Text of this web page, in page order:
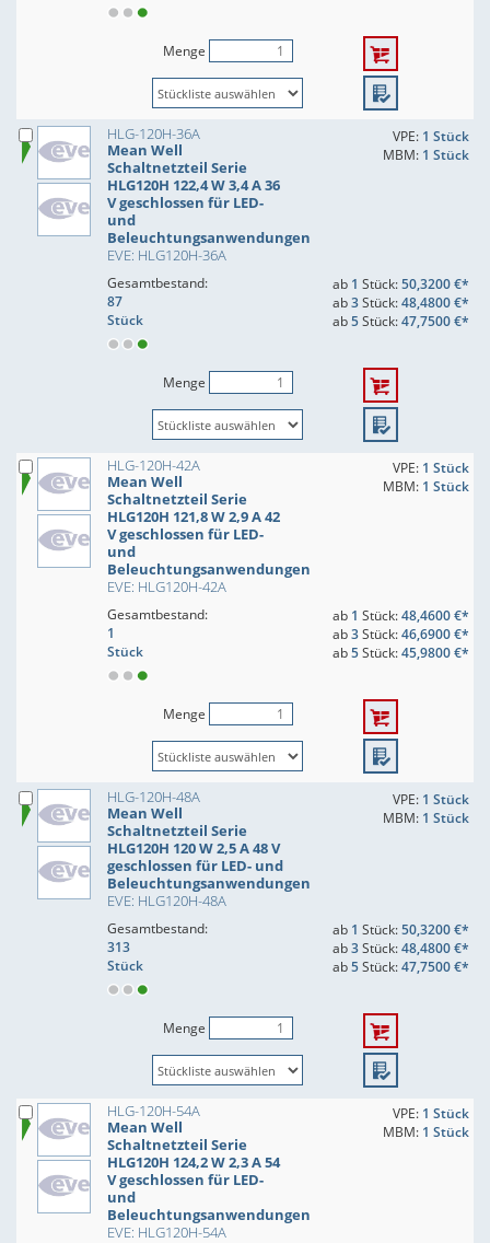
Menge
HLG-120H-36A
Mean Well
Schaltnetzteil Serie
HLG120H 122,4 W 3,4 A 36
V geschlossen für LED-
und
Beleuchtungsanwendungen
EVE: HLG120H-36A
VPE: 1 Stück
MBM: 1 Stück
Gesamtbestand:
87
Stück
ab 1 Stück:50,3200 €*
ab3Stück:48,4800 €*
ab5Stück:47,7500 €*
Menge
HLG-120H-42A
Mean Well
Schaltnetzteil Serie
HLG120H 121,8 W 2,9 A 42
V geschlossen für LED-
und
Beleuchtungsanwendungen
EVE: HLG120H-42A
VPE: 1 Stück
MBM: 1 Stück
Gesamtbestand:
1
Stück
ab 1 Stück:48,4600 €*
ab3Stück:46,6900 €*
ab5Stück:45,9800 €*
Menge
HLG-120H-48A
Mean Well
Schaltnetzteil Serie
HLG120H 120 W 2,5 A 48 V
geschlossen für LED- und
Beleuchtungsanwendungen
EVE: HLG120H-48A
VPE: 1 Stück
MBM: 1 Stück
Gesamtbestand:
313
Stück
ab 1 Stück:50,3200 €*
ab3Stück:48,4800 €*
ab5Stück:47,7500 €*
Menge
HLG-120H-54A
Mean Well
Schaltnetzteil Serie
HLG120H 124,2 W 2,3 A 54
V geschlossen für LED-
und
Beleuchtungsanwendungen
EVE: HLG120H-54A
VPE: 1 Stück
MBM: 1 Stück